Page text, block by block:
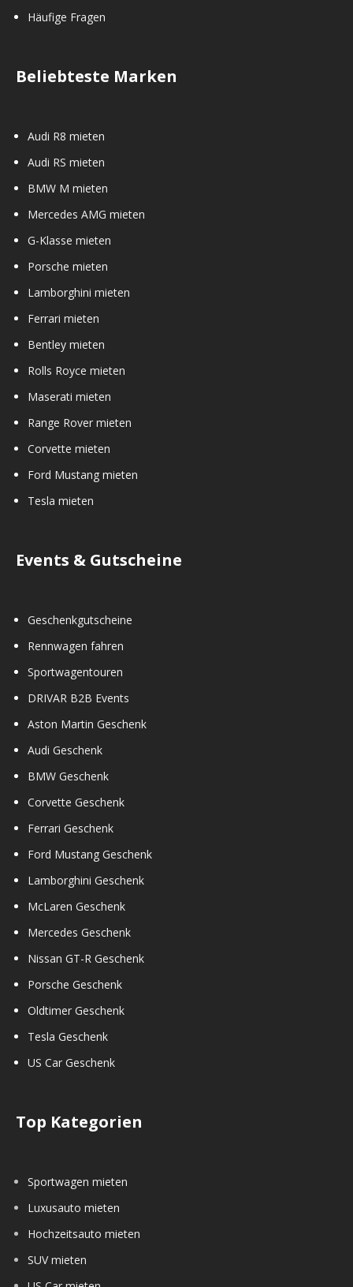
Häufige Fragen
Beliebteste Marken
Audi R8 mieten
Audi RS mieten
BMW M mieten
Mercedes AMG mieten
G-Klasse mieten
Porsche mieten
Lamborghini mieten
Ferrari mieten
Bentley mieten
Rolls Royce mieten
Maserati mieten
Range Rover mieten
Corvette mieten
Ford Mustang mieten
Tesla mieten
Events & Gutscheine
Geschenkgutscheine
Rennwagen fahren
Sportwagentouren
DRIVAR B2B Events
Aston Martin Geschenk
Audi Geschenk
BMW Geschenk
Corvette Geschenk
Ferrari Geschenk
Ford Mustang Geschenk
Lamborghini Geschenk
McLaren Geschenk
Mercedes Geschenk
Nissan GT-R Geschenk
Porsche Geschenk
Oldtimer Geschenk
Tesla Geschenk
US Car Geschenk
Top Kategorien
Sportwagen mieten
Luxusauto mieten
Hochzeitsauto mieten
SUV mieten